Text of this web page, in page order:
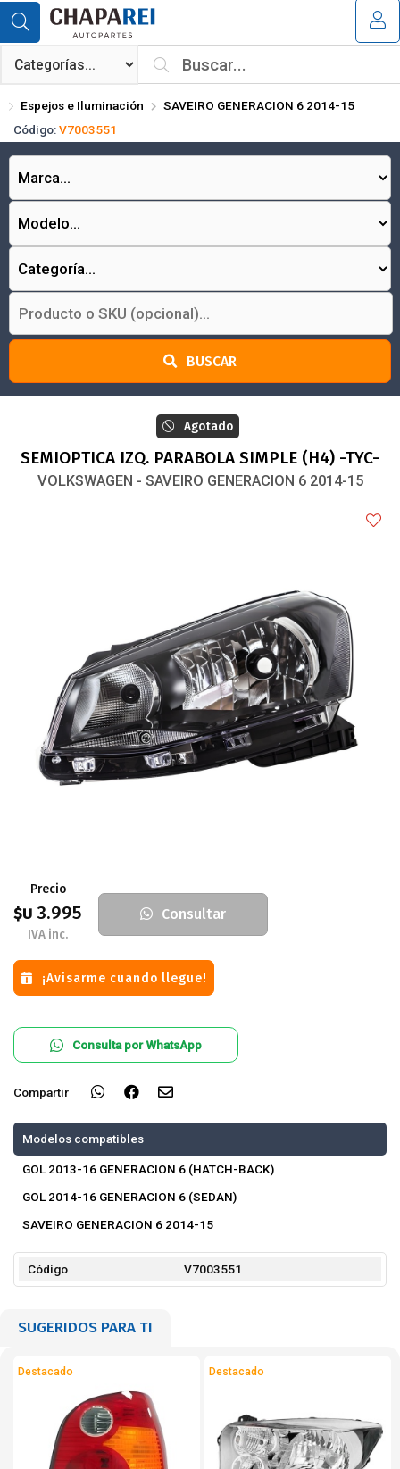
Compartir por email
Enviar
¿Tienes cupón de descuento?
Espejos e Iluminación
SAVEIRO GENERACION 6 2014-15
Código:V7003551
BUSCAR
Agotado
SEMIOPTICA IZQ. PARABOLA SIMPLE (H4) -TYC-
VOLKSWAGEN - SAVEIRO GENERACION 6 2014-15
Precio
$U 3.995
IVA inc.
Consultar
¡Avisarme cuando llegue!
Consulta por WhatsApp
Compartir
Modelos compatibles
GOL 2013-16 GENERACION 6 (HATCH-BACK)
GOL 2014-16 GENERACION 6 (SEDAN)
SAVEIRO GENERACION 6 2014-15
Código V7003551
SUGERIDOS PARA TI
Destacado Destacado